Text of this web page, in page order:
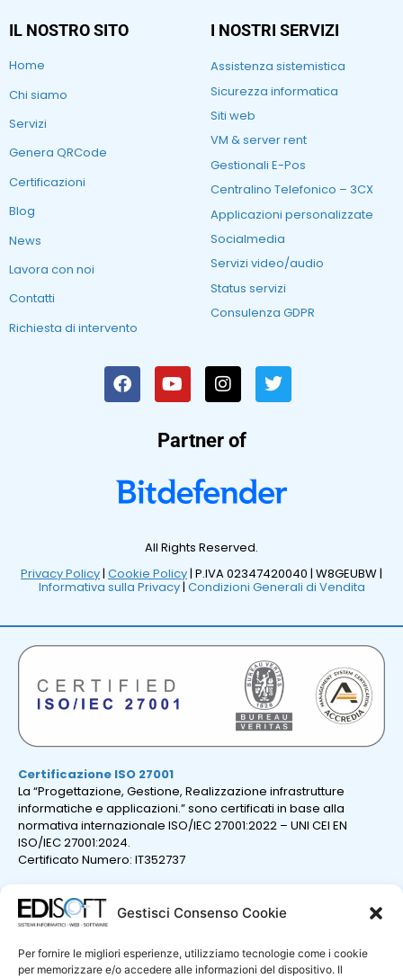
Gestisci Consenso Cookie
Per fornire le migliori esperienze, utilizziamo tecnologie come i cookie
per memorizzare e/o accedere alle informazioni del dispositivo. Il
IL NOSTRO SITO
Home
Chi siamo
Servizi
Genera QRCode
Certificazioni
Blog
News
Lavora con noi
Contatti
Richiesta di intervento
I NOSTRI SERVIZI
Assistenza sistemistica
Sicurezza informatica
Siti web
VM & server rent
Gestionali E-Pos
Centralino Telefonico – 3CX
Applicazioni personalizzate
Socialmedia
Servizi video/audio
Status servizi
Consulenza GDPR
Partner of
All Rights Reserved.
Privacy Policy| Cookie Policy| P.IVA 02347420040 | W8GEUBW |
Informativa sulla Privacy| Condizioni Generali di Vendita
Certificazione ISO 27001
La “Progettazione, Gestione, Realizzazione infrastrutture
informatiche e applicazioni.” sono certificati in base alla
normativa internazionale ISO/IEC 27001:2022 – UNI CEI EN
ISO/IEC 27001:2024.
Certificato Numero: IT352737